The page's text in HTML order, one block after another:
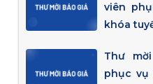
viên
khóa
Thư
phục vụ